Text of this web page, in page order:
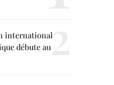
international
débute au